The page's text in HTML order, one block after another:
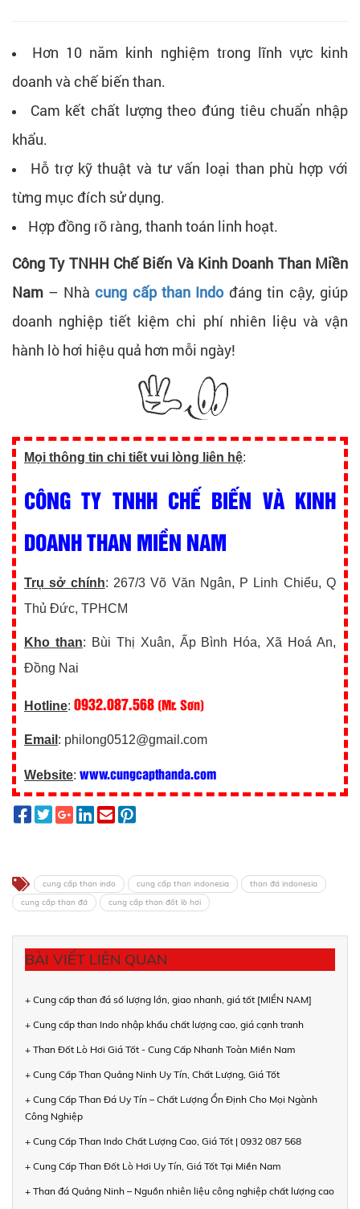
Hơn 10 năm kinh nghiệm trong lĩnh vực kinh
doanh và chế biến than.
Cam kết chất lượng theo đúng tiêu chuẩn nhập
khẩu.
Hỗ trợ kỹ thuật và tư vấn loại than phù hợp với
từng mục đích sử dụng.
Hợp đồng rõ ràng, thanh toán linh hoạt.
Công Ty TNHH Chế Biến Và Kinh Doanh Than Miền
Nam – Nhàcung cấp than Indo đáng tin cậy, giúp
doanh nghiệp tiết kiệm chi phí nhiên liệu và vận
hành lò hơi hiệu quả hơn mỗi ngày!
Mọi thông tin chi tiết vui lòng liên hệ:
CÔNG TY TNHH CHẾ BIẾN VÀ KINH
DOANH THAN MIỀN NAM
Trụ sở chính: 267/3 Võ Văn Ngân, P Linh Chiểu, Q
Thủ Đức, TPHCM
Kho than: Bùi Thị Xuân, Ấp Bình Hóa, Xã Hoá An,
Đồng Nai
Hotline: 0932.087.568 (Mr. Sơn)
Email : philong0512@gmail.com
Website: www.cungcapthanda.com
cung cấp than indo cung cấp than indonesia
than đá indonesia
cung cấp than đá
cung cấp than đốt lò hơi
BÀI VIẾT LIÊN QUAN
+ Cung cấp than đá số lượng lớn, giao nhanh, giá tốt [MIỀN NAM]
+ Cung cấp than Indo nhập khẩu chất lượng cao, giá cạnh tranh
+ Than Đốt Lò Hơi Giá Tốt - Cung Cấp Nhanh Toàn Miền Nam
+ Cung Cấp Than Quảng Ninh Uy Tín, Chất Lượng, Giá Tốt
+ Cung Cấp Than Đá Uy Tín – Chất Lượng Ổn Định Cho Mọi Ngành
Công Nghiệp
+ Cung Cấp Than Indo Chất Lượng Cao, Giá Tốt | 0932 087 568
+ Cung Cấp Than Đốt Lò Hơi Uy Tín, Giá Tốt Tại Miền Nam
+ Than đá Quảng Ninh – Nguồn nhiên liệu công nghiệp chất lượng cao